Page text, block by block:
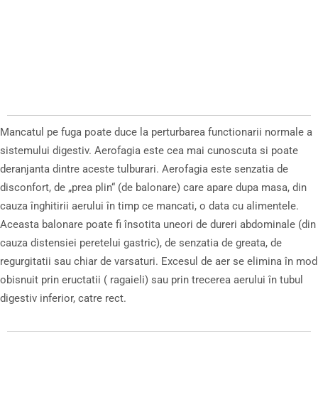
Mancatul pe fuga poate duce la perturbarea functionarii normale a
sistemului digestiv. Aerofagia este cea mai cunoscuta si poate
deranjanta dintre aceste tulburari. Aerofagia este senzatia de
disconfort, de „prea plin“ (de balonare) care apare dupa masa, din
cauza înghitirii aerului în timp ce mancati, o data cu alimentele.
Aceasta balonare poate fi însotita uneori de dureri abdominale (din
cauza distensiei peretelui gastric), de senzatia de greata, de
regurgitatii sau chiar de varsaturi. Excesul de aer se elimina în mod
obisnuit prin eructatii ( ragaieli) sau prin trecerea aerului în tubul
digestiv inferior, catre rect.